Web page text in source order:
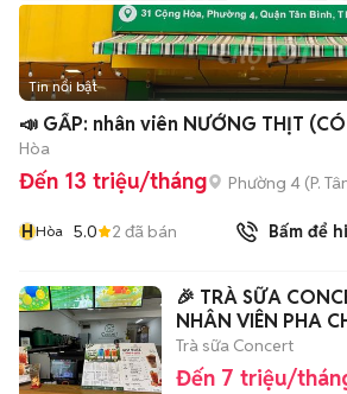
Tin nổi bật
📣 GẤP: nhân viên NƯỚNG THỊT
Hòa
Đến 13 triệu/tháng Phường 4 (P.
HHòa 5.0 2 đã bán Bấm để
🎉 TRÀ SỮA
NHÂN VIÊN PHA
Trà sữa Concert
Đến 7 triệu/